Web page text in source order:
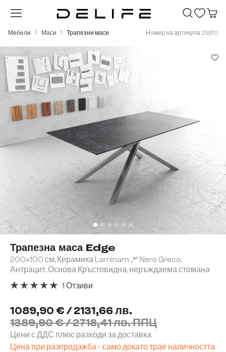
Преминете към основното съдържание
Мебели Маси Трапезни маси Номер на артикула 25370
Трапезна маса Edge
200x100 см, Керамика Laminam „®“ Nero Greco,
Антрацит, Основа Кръстовидна, неръждаема стомана
1089,90 € / 2131,66 лв.
1389,90 € / 2718,41 лв. ППЦ
Цени с ДДС плюс разходи за доставка
Цена при разпродажба - само докато трае наличността
1 Отзиви
Пропуснете галерия с изображения